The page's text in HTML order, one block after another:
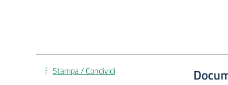
Stampa / Condividi